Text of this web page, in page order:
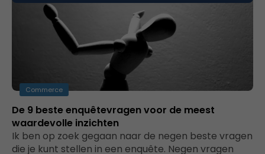
Commerce
De 9 beste enquêtevragen voor de meest
waardevolle inzichten
Ik ben op zoek gegaan naar de negen beste vragen
die je kunt stellen in een enquête. Negen vragen